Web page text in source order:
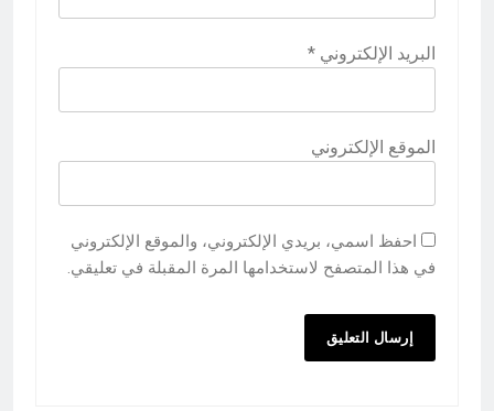
البريد الإلكتروني *
الموقع الإلكتروني
احفظ اسمي، بريدي الإلكتروني، والموقع الإلكتروني
في هذا المتصفح لاستخدامها المرة المقبلة في تعليقي.